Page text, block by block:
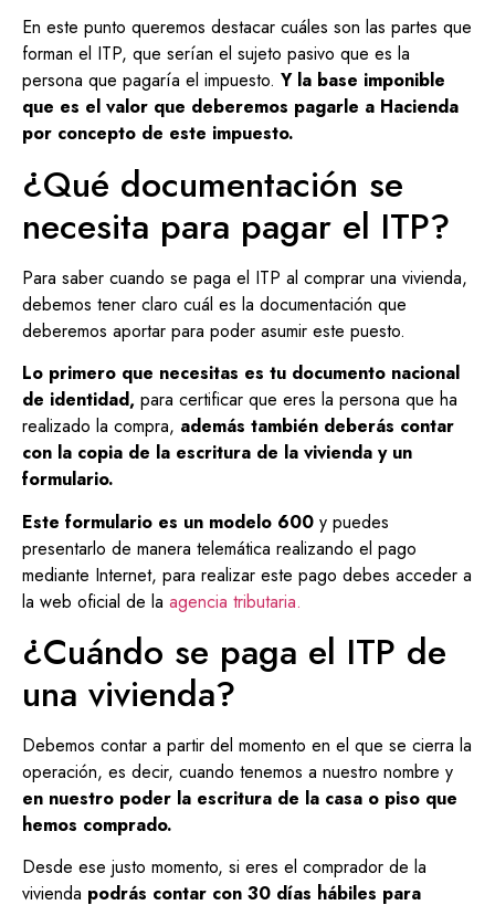
En este punto queremos destacar cuáles son las partes que
forman el ITP, que serían el sujeto pasivo que es la
persona que pagaría el impuesto. Y la base imponible
que es el valor que deberemos pagarle a Hacienda
por concepto de este impuesto.
¿Qué documentación se
necesita para pagar el ITP?
Para saber cuando se paga el ITP al comprar una vivienda,
debemos tener claro cuál es la documentación que
deberemos aportar para poder asumir este puesto.
Lo primero que necesitas es tu documento nacional
de identidad, para certificar que eres la persona que ha
realizado la compra, además también deberás contar
con la copia de la escritura de la vivienda y un
formulario.
Este formulario es un modelo 600 y puedes
presentarlo de manera telemática realizando el pago
mediante Internet, para realizar este pago debes acceder a
la web oficial de la agencia tributaria.
¿Cuándo se paga el ITP de
una vivienda?
Debemos contar a partir del momento en el que se cierra la
operación, es decir, cuando tenemos a nuestro nombre y
en nuestro poder la escritura de la casa o piso que
hemos comprado.
Desde ese justo momento, si eres el comprador de la
vivienda podrás contar con 30 días hábiles para